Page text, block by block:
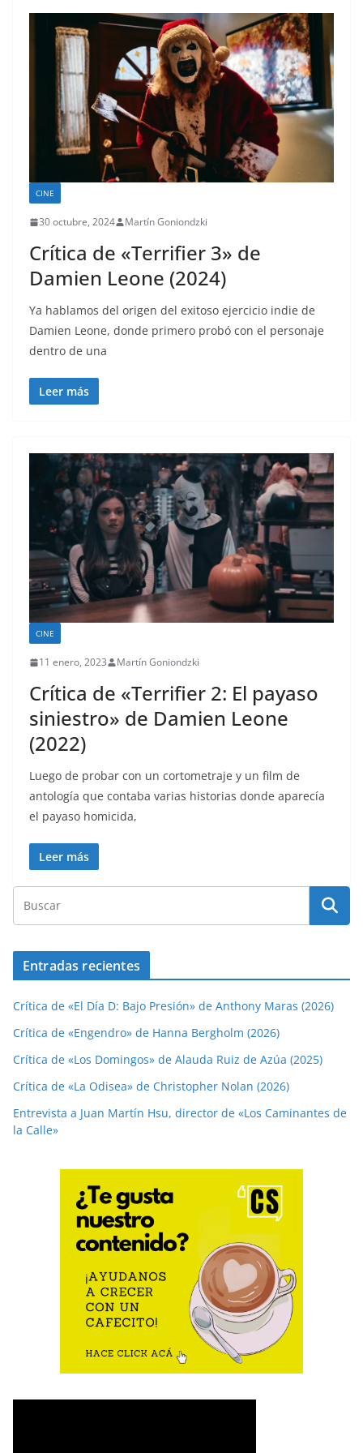
CINE
30 octubre, 2024 Martín Goniondzki
Crítica de «Terrifier 3» de
Damien Leone (2024)
Ya hablamos del origen del exitoso ejercicio indie de
Damien Leone, donde primero probó con el personaje
dentro de una
Leer más
CINE
11 enero, 2023 Martín Goniondzki
Crítica de «Terrifier 2: El payaso
siniestro» de Damien Leone
(2022)
Luego de probar con un cortometraje y un film de
antología que contaba varias historias donde aparecía
el payaso homicida,
Leer más
Entradas recientes
Crítica de «El Día D: Bajo Presión» de Anthony Maras (2026)
Crítica de «Engendro» de Hanna Bergholm (2026)
Crítica de «Los Domingos» de Alauda Ruiz de Azúa (2025)
Crítica de «La Odisea» de Christopher Nolan (2026)
Entrevista a Juan Martín Hsu, director de «Los Caminantes de
la Calle»